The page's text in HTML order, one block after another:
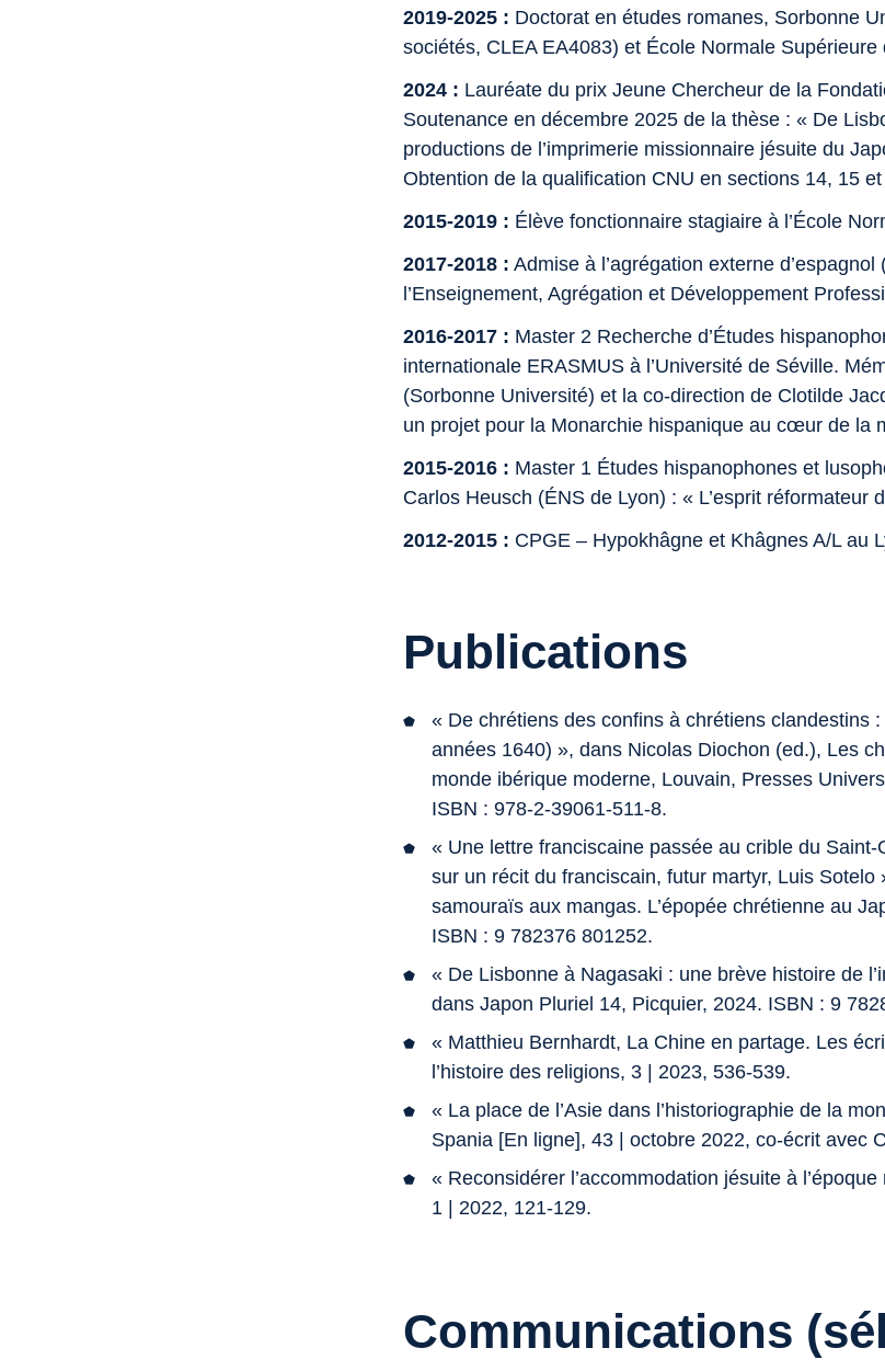
2019-2025 : Doctorat en études romanes, Sorbonne
sociétés, CLEA EA4083) et École Normale
2024 : Lauréate du prix Jeune Chercheur de la
Soutenance en décembre 2025 de la thèse : « De
productions de l’imprimerie missionnaire jésuite du
Obtention de la qualification CNU en sections 14, 15 et
2015-2019 : Élève fonctionnaire stagiaire à l’École
2017-2018 : Admise à l’agrégation externe
l’Enseignement, Agrégation et Développement
2016-2017 : Master 2 Recherche d’Études
internationale ERASMUS à l’Université de Séville.
(Sorbonne Université) et la co-direction de Clotilde
un projet pour la Monarchie hispanique au cœur de la
2015-2016 : Master 1 Études hispanophones et
Carlos Heusch (ÉNS de Lyon) : « L’esprit réformateur
2012-2015 : CPGE – Hypokhâgne et Khâgnes A/L au
Publications
« De chrétiens des confins à chrétiens clandestins
années 1640) », dans Nicolas Diochon (ed.), Les
monde ibérique moderne, Louvain, Presses
ISBN : 978-2-39061-511-8.
« Une lettre franciscaine passée au crible du
sur un récit du franciscain, futur martyr, Luis
samouraïs aux mangas. L’épopée chrétienne au
ISBN : 9 782376 801252.
« De Lisbonne à Nagasaki : une brève histoire de
dansJapon Pluriel 14, Picquier, 2024. ISBN : 9
« Matthieu Bernhardt, La Chine en partage. Les
l’histoire des religions, 3 | 2023, 536-539.
« La place de l’Asie dans l’historiographie de la
Spania [En ligne], 43 | octobre 2022, co-écrit avec
« Reconsidérer l’accommodation jésuite à
1 | 2022, 121-129.
Communications